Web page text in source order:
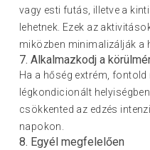
vagy esti futás, illetve a
lehetnek. Ezek az
miközben minimalizálják a
7. Alkalmazkodj a
Ha a hőség extrém, fontold
légkondicionált
csökkented az edzés
napokon.
8. Egyél megfelelően